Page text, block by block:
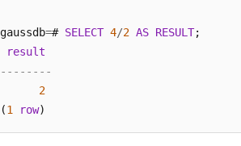
gaussdb=# SELECT 4/2 AS RESULT;
result
--------
2
(1 row